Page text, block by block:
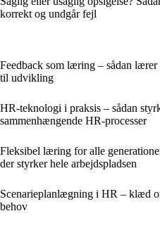
korrekt og undgår fejl
Feedback som læring – sådan
til udvikling
HR-teknologi i praksis – sådan
sammenhængende HR-processer
Fleksibel læring for alle
der styrker hele arbejdspladsen
Scenarieplanlægning i HR – klæd
behov